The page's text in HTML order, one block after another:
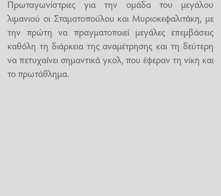
Πρωταγωνίστριες για την ομάδα του μεγάλου
λιμανιού οι Σταματοπούλου και Μυριοκεφαλιτάκη, με
την πρώτη να πραγματοποιεί μεγάλες επεμβάσεις
καθόλη τη διάρκεια της αναμέτρησης και τη δεύτερη
να πετυχαίνει σημαντικά γκολ, που έφεραν τη νίκη και
το πρωτάθλημα.